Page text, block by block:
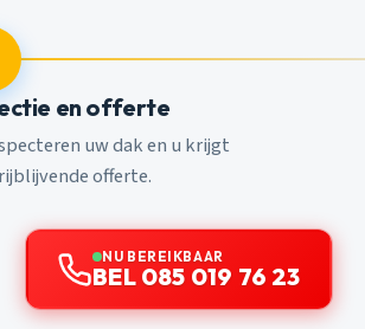
en offerte
uw dak en u krijgt
offerte.
NU BEREIKBAAR
BEL 085 019 76 23